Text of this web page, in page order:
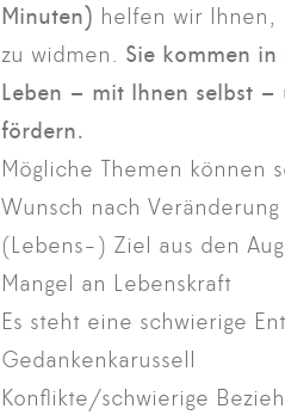
Minuten) helfen wir Ihnen,
zu widmen. Sie kommen
Leben – mit Ihnen selbst –
fördern.
Mögliche Themen können
Wunsch nach
(Lebens-) Ziel aus den
Mangel an Lebenskraft
Es steht eine schwierige
Gedankenkarussell
Konflikte/schwierige